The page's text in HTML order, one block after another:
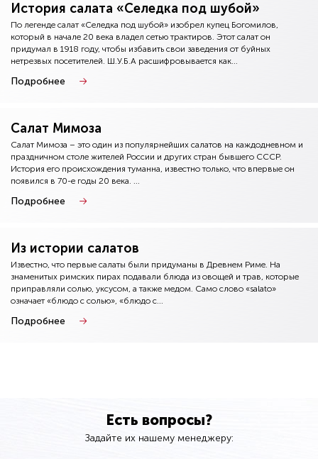
История салата «Селедка под шубой»
По легенде салат «Селедка под шубой» изобрел купец Богомилов,
который в начале 20 века владел сетью трактиров. Этот салат он
придумал в 1918 году, чтобы избавить свои заведения от буйных
нетрезвых посетителей. Ш.У.Б.А расшифровывается как...
Подробнее
Салат Мимоза
Салат Мимоза – это один из популярнейших салатов на каждодневном и
праздничном столе жителей России и других стран бывшего СССР.
История его происхождения туманна, известно только, что впервые он
появился в 70-е годы 20 века. ...
Подробнее
Из истории салатов
Известно, что первые салаты были придуманы в Древнем Риме. На
знаменитых римских пирах подавали блюда из овощей и трав, которые
приправляли солью, уксусом, а также медом. Само слово «salato»
означает «блюдо с солью», «блюдо с...
Подробнее
Есть вопросы?
Задайте их нашему менеджеру: